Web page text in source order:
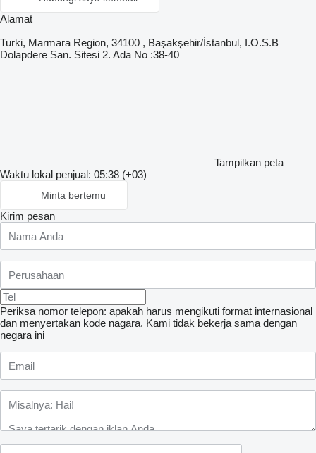
Alamat
Turki, Marmara Region, 34100 , Başakşehir/İstanbul, I.O.S.B
Dolapdere San. Sitesi 2. Ada No :38-40
Tampilkan peta
Waktu lokal penjual: 05:38 (+03)
Minta bertemu
Kirim pesan
Periksa nomor telepon: apakah harus mengikuti format internasional
dan menyertakan kode nagara. Kami tidak bekerja sama dengan
negara ini